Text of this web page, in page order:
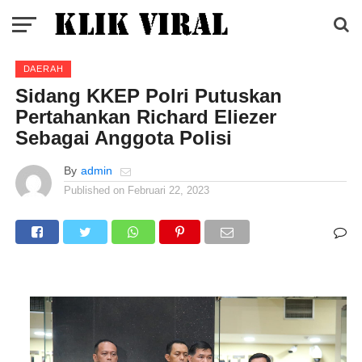
DAERAH
Sidang KKEP Polri Putuskan
Pertahankan Richard Eliezer
Sebagai Anggota Polisi
By admin
Published on Februari 22, 2023